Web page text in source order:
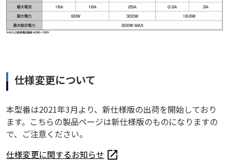
仕様変更について
本型番は2021年3月より、新仕様版の出荷を開始しており
ます。こちらの製品ページは新仕様版のものになりますの
で、ご注意ください。
仕様変更に関するお知らせ